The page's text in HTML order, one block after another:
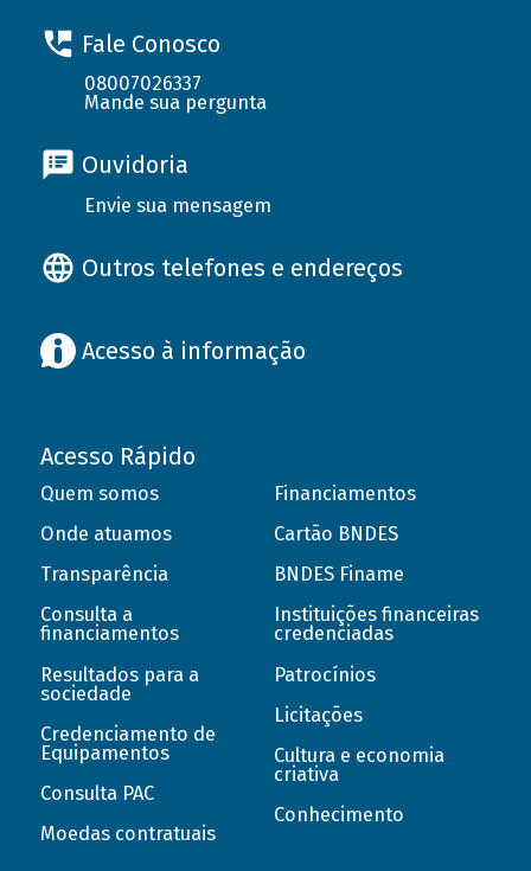
Fale Conosco
08007026337
Mande sua pergunta
Ouvidoria
Envie sua mensagem
Outros telefones e endereços
Acesso à informação
Acesso Rápido
Quem somos
Onde atuamos
Transparência
Consulta a
financiamentos
Resultados para a
sociedade
Credenciamento de
Equipamentos
Consulta PAC
Moedas contratuais
Financiamentos
Cartão BNDES
BNDES Finame
Instituições financeiras
credenciadas
Patrocínios
Licitações
Cultura e economia
criativa
Conhecimento